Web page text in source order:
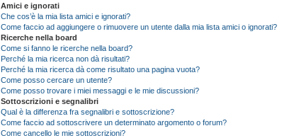
Amici e ignorati
Che cos’è la mia lista amici e ignorati?
Come faccio ad aggiungere o rimuovere un utente dalla mia lista amici o ignorati?
Ricerche nella board
Come si fanno le ricerche nella board?
Perché la mia ricerca non dà risultati?
Perché la mia ricerca dà come risultato una pagina vuota?
Come posso cercare un utente?
Come posso trovare i miei messaggi e le mie discussioni?
Sottoscrizioni e segnalibri
Qual è la differenza fra segnalibri e sottoscrizione?
Come faccio ad sottoscrivere un determinato argomento o forum?
Come cancello le mie sottoscrizioni?